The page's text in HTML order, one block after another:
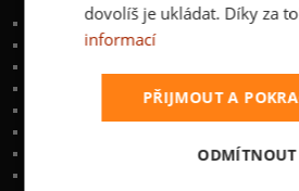
Poštovné a způsoby doručení
Garance výměny či vrácení
Zakázkový potisk textilu
Obchodní podmínky
info@bastard.cz
dovolíš je ukládat. Díky za
informací
PŘIJMOUT A
ODMÍTNOUT